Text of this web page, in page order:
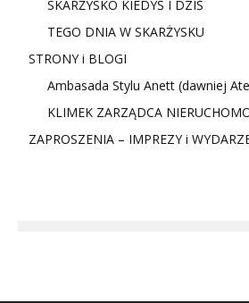
SKARŻYSKO KIEDYŚ I DZIŚ
TEGO DNIA W SKARŻYSKU
STRONY i BLOGI
Ambasada Stylu Anett (dawniej
KLIMEK ZARZĄDCA
ZAPROSZENIA – IMPREZY i